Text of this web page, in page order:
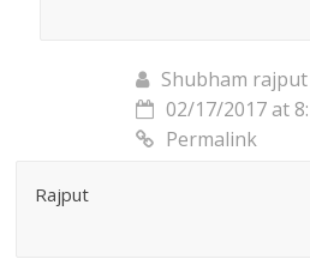
Shubham rajput
02/17/2017 at
Permalink
Rajput